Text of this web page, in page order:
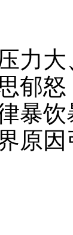
力
郁
暴
原